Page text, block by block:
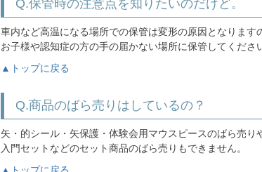
Q.保管時の注意点を知りたいのだけど。
車内など高温になる場所での保管は変形の原因となります
お子様や認知症の方の手の届かない場所に保管してくださ
▲トップに戻る
Q.商品のばら売りはしているの？
矢・的シール・矢保護・体験会用マウスピースのばら売
入門セットなどのセット商品のばら売りもできません。